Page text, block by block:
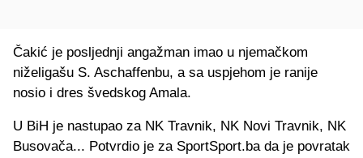
Čakić je posljednji angažman imao u njemačkom
niželigašu S. Aschaffenbu, a sa uspjehom je ranije
nosio i dres švedskog Amala.
U BiH je nastupao za NK Travnik, NK Novi Travnik, NK
Busovača... Potvrdio je za SportSport.ba da je povratak